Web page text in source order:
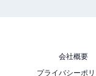
会社概要
プライバシーポ